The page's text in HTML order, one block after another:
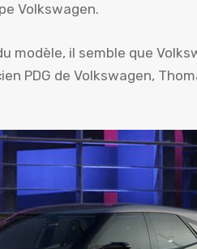
Volkswagen.
modèle, il semble que
PDG de Volkswagen,